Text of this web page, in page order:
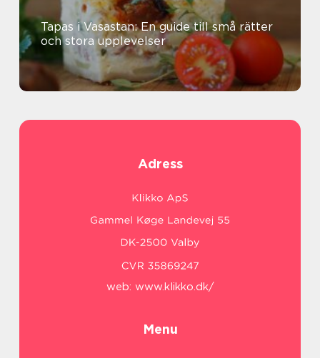
Tapas i Vasastan: En guide till små rätter
och stora upplevelser
Adress
web: www.klikko.dk/
Menu